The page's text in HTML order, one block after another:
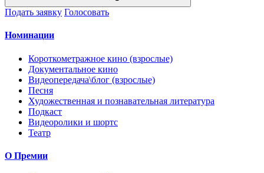
Подать заявку Голосовать
Номинации
Короткометражное кино (взрослые)
Документальное кино
Видеопередача\блог (взрослые)
Песня
Художественная и познавательная литература
Подкаст
Видеоролики и шортс
Театр
О Премии